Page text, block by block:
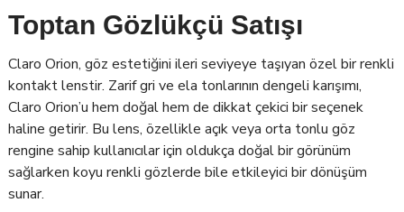
Toptan Gözlükçü Satışı
Claro Orion, göz estetiğini ileri seviyeye taşıyan özel bir renkli
kontakt lenstir. Zarif gri ve ela tonlarının dengeli karışımı,
Claro Orion’u hem doğal hem de dikkat çekici bir seçenek
haline getirir. Bu lens, özellikle açık veya orta tonlu göz
rengine sahip kullanıcılar için oldukça doğal bir görünüm
sağlarken koyu renkli gözlerde bile etkileyici bir dönüşüm
sunar.